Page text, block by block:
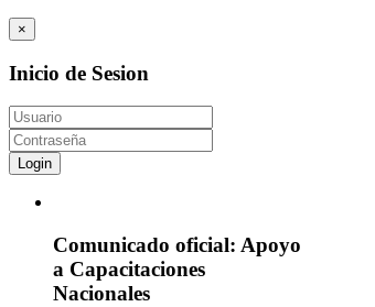
×
Inicio de Sesion
Login
Comunicado oficial: Apoyo
a Capacitaciones
Nacionales